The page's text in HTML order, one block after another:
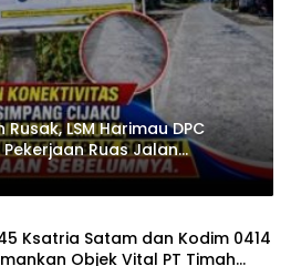
LSM Harimau DPC
Ruas Jalan
Ksatria Satam dan Kodim 0414
Objek Vital PT Timah